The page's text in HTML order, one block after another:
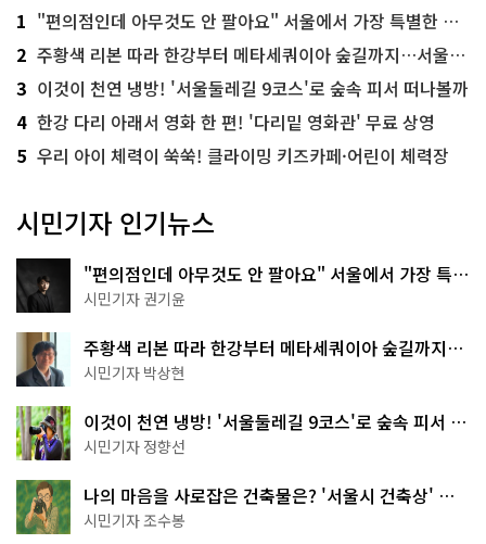
1 "편의점인데 아무것도 안 팔아요" 서울에서 가장 특별한 편의점의 정체
2 주황색 리본 따라 한강부터 메타세쿼이아 숲길까지…서울둘레길 15코스
3 이것이 천연 냉방! '서울둘레길 9코스'로 숲속 피서 떠나볼까
4 한강 다리 아래서 영화 한 편! '다리밑 영화관' 무료 상영
5 우리 아이 체력이 쑥쑥! 클라이밍 키즈카페·어린이 체력장
시민기자 인기뉴스
"편의점인데 아무것도 안 팔아요" 서울에서 가장 특별
한 편의점의 정체
시민기자 권기윤
주황색 리본 따라 한강부터 메타세쿼이아 숲길까지…
서울둘레길 15코스
시민기자 박상현
이것이 천연 냉방! '서울둘레길 9코스'로 숲속 피서 떠
나볼까
시민기자 정향선
나의 마음을 사로잡은 건축물은? '서울시 건축상' 수
상작 공개!
시민기자 조수봉